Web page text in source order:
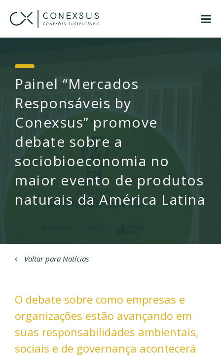
Painel “Mercados
Responsáveis by
Conexsus” promove
debate sobre a
sociobioeconomia no
maior evento de produtos
naturais da América Latina
Voltar para Notícias
O debate sobre como empresas e
organizações estão avançando em
suas responsabilidades ambientais,
sociais e de governança acontecerá